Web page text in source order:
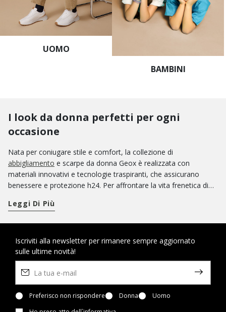
UOMO
BAMBINI
I look da donna perfetti per ogni
occasione
Nata per coniugare stile e comfort, la collezione di
abbigliamento e scarpe da donna Geox è realizzata con
materiali innovativi e tecnologie traspiranti, che assicurano
benessere e protezione h24. Per affrontare la vita frenetica di
fanno sentire sempre a tuo agio, dalle scarpe casual a quelle più
rivali. Completa il tuo look da ufficio con una giacca
iperfemminile o un classico
meteo. Per aggiungere un tocco di stile al tuo outift, affidati al
comfort e alla raffinatezza degli stivali, da alternare a
stivaletti e
tronchettiin base agli impegni in agenda. Nel tempo libero e in
viaggio, le scarpe traspiranti Geox sono la soluzione ideale
perché mantengono i tuoi piedi freschi e asciutti anche durante
Leggi Di Più
Iscriviti alla newsletter per rimanere sempre aggiornato
sulle ultime novità!
Preferisco non rispondere Donna
Uomo